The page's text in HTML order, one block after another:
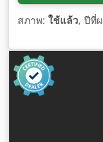
สภาพ: ใช้แล้ว, ปีที่